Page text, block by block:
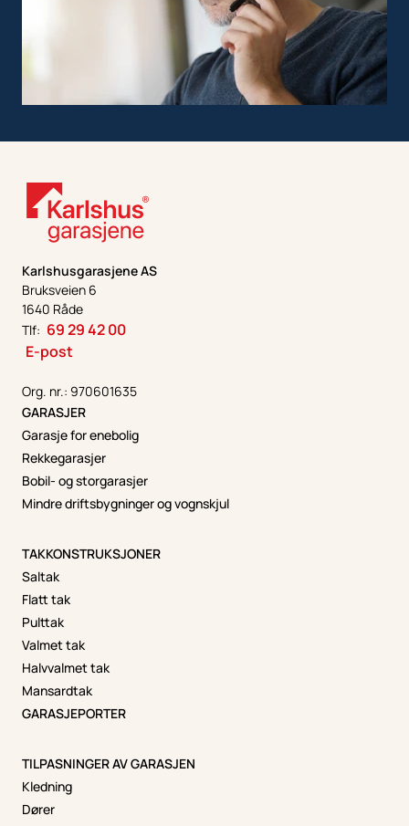
Karlshusgarasjene AS
Bruksveien 6
1640 Råde
Tlf: 69 29 42 00
E-post
Org. nr.: 970601635
GARASJER
Garasje for enebolig
Rekkegarasjer
Bobil- og storgarasjer
Mindre driftsbygninger og vognskjul
TAKKONSTRUKSJONER
Saltak
Flatt tak
Pulttak
Valmet tak
Halvvalmet tak
Mansardtak
GARASJEPORTER
TILPASNINGER AV GARASJEN
Kledning
Dører